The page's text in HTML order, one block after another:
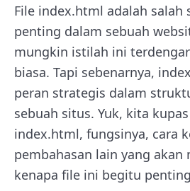
File index.html adalah salah
penting dalam sebuah
mungkin istilah ini
biasa. Tapi sebenarnya,
peran strategis dalam
sebuah situs. Yuk, kita
index.html, fungsinya, cara
pembahasan lain yang akan
kenapa file ini begitu